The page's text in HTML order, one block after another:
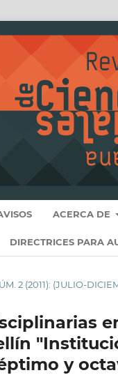
ACERCA DE
DIRECTRICES PARA
2 (2011): (JULIO-
y